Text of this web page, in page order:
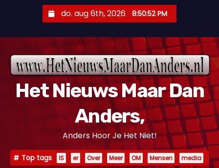
do. aug 6th, 2026 8:50:53 PM
Het Nieuws Maar Dan
Anders,
Anders Hoor Je Het Niet!
Top tags IS er Over Meer OM Mensen media